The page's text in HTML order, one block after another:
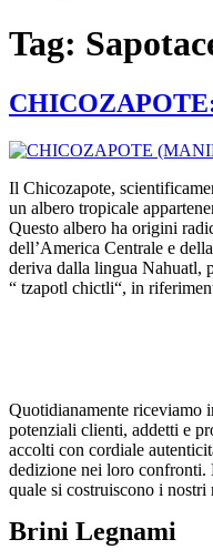
Tag:
Il Chicozapote,
un albero tropicale
Questo albero ha origini
dell’America Centrale e
deriva dalla lingua Nahuatl,
“ tzapotl chictli“, in
Quotidianamente riceviamo
potenziali clienti, addetti e
accolti con cordiale
dedizione nei loro confronti.
quale si costruiscono i
Brini Legnami